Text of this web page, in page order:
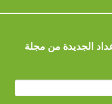
الجديدة من مجلة